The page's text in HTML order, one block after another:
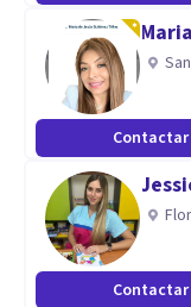
Contactar
Contactar